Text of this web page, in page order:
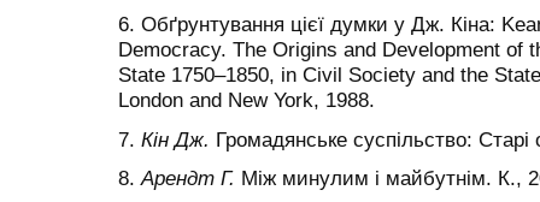
6. Обґрунтування цієї думки у Дж. Кіна:
Democracy. The Origins and Development of
State 1750–1850, in Civil Society and the
London and New York, 1988.
7. Кін Дж. Громадянське суспільство:
8. Арендт Г. Між минулим і майбутнім. К.,